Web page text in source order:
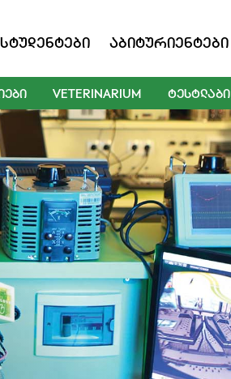
Სტუდენტები Აბიტურიენტები
VETERINARIUM ᲢᲔᲡᲢᲚᲐᲑᲘ